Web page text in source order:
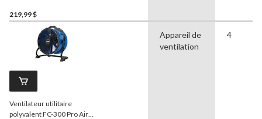
219,99 $
Ventilateur utilitaire
polyvalent FC-300 Pro Air
Appareil de
ventilation
4